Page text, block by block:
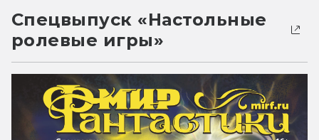
Спецвыпуск «Настольные
ролевые игры»